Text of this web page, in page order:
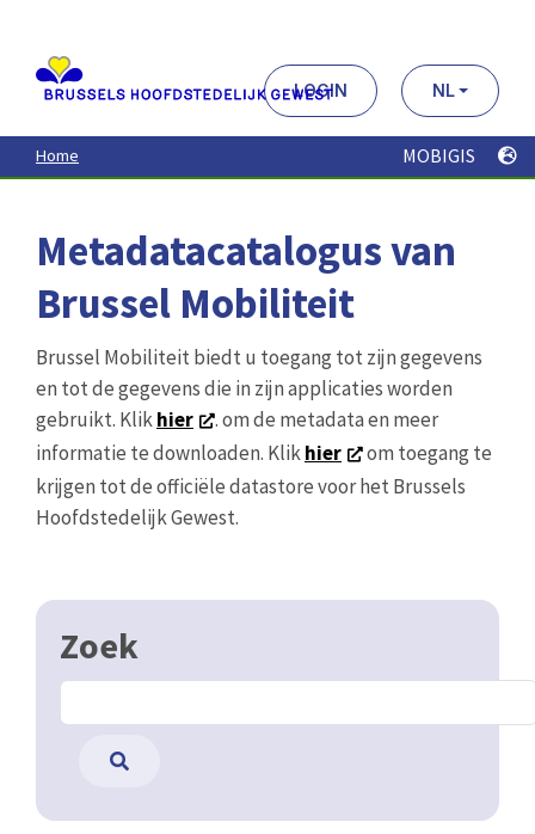
contenu
principal
LOGIN NL
Home MOBIGIS
Metadatacatalogus van
Brussel Mobiliteit
Brussel Mobiliteit biedt u toegang tot zijn gegevens
en tot de gegevens die in zijn applicaties worden
gebruikt. Klikhier
. om de metadata en meer
informatie te downloaden. Klikhier
om toegang te
krijgen tot de officiële datastore voor het Brussels
Hoofdstedelijk Gewest.
Zoek